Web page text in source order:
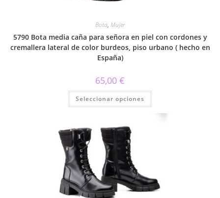
Bota, Mujer
5790 Bota media caña para señora en piel con cordones y
cremallera lateral de color burdeos, piso urbano ( hecho en
España)
65,00 €
Seleccionar opciones
Este
tiene
múltiples
de
producto